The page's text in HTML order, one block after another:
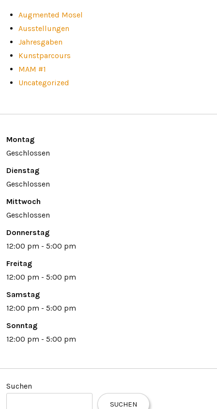
Augmented Mosel
Ausstellungen
Jahresgaben
Kunstparcours
MAM #1
Uncategorized
Montag
Geschlossen
Dienstag
Geschlossen
Mittwoch
Geschlossen
Donnerstag
12:00 pm - 5:00 pm
Freitag
12:00 pm - 5:00 pm
Samstag
12:00 pm - 5:00 pm
Sonntag
12:00 pm - 5:00 pm
Suchen
SUCHEN